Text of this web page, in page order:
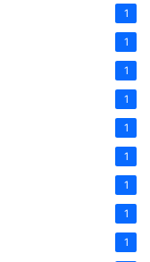
1
1
1
1
1
1
1
1
1